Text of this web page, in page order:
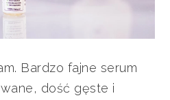
Bardzo fajne serum
dość gęste i